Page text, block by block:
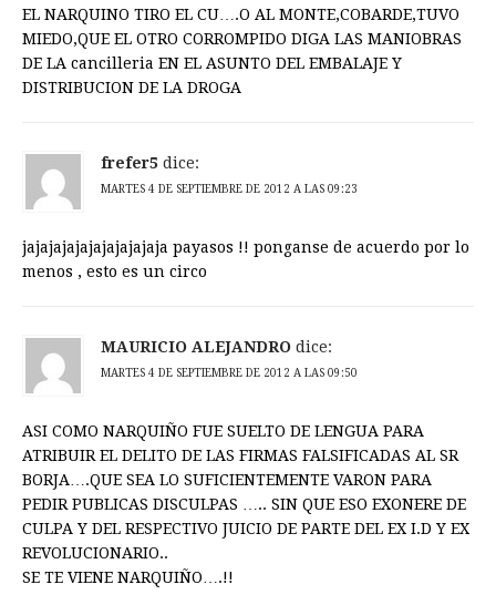
EL NARQUINO TIRO EL CU….O AL MONTE,COBARDE,TUVO
MIEDO,QUE EL OTRO CORROMPIDO DIGA LAS MANIOBRAS
DE LA cancilleria EN EL ASUNTO DEL EMBALAJE Y
DISTRIBUCION DE LA DROGA
frefer5 dice:
MARTES 4 DE SEPTIEMBRE DE 2012 A LAS 09:23
jajajajajajajajajajaja payasos !! ponganse de acuerdo por lo
menos , esto es un circo
MAURICIO ALEJANDRO dice:
MARTES 4 DE SEPTIEMBRE DE 2012 A LAS 09:50
ASI COMO NARQUIÑO FUE SUELTO DE LENGUA PARA
ATRIBUIR EL DELITO DE LAS FIRMAS FALSIFICADAS AL SR
BORJA….QUE SEA LO SUFICIENTEMENTE VARON PARA
PEDIR PUBLICAS DISCULPAS ….. SIN QUE ESO EXONERE DE
CULPA Y DEL RESPECTIVO JUICIO DE PARTE DEL EX I.D Y EX
REVOLUCIONARIO..
SE TE VIENE NARQUIÑO….!!